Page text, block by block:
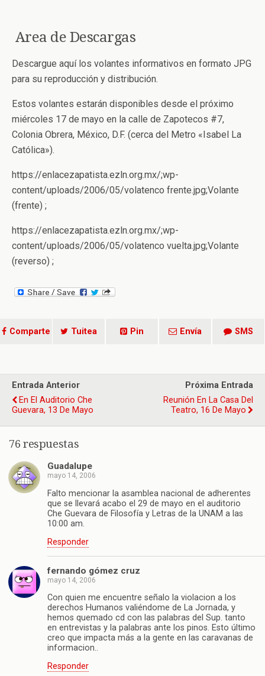
Area de Descargas
Descargue aquí los volantes informativos en formato JPG
para su reproducción y distribución.
Estos volantes estarán disponibles desde el próximo
miércoles 17 de mayo en la calle de Zapotecos #7,
Colonia Obrera, México, D.F. (cerca del Metro «Isabel La
Católica»).
https://enlacezapatista.ezln.org.mx/;wp-
content/uploads/2006/05/volatenco frente.jpg;Volante
(frente) ;
https://enlacezapatista.ezln.org.mx/;wp-
content/uploads/2006/05/volatenco vuelta.jpg;Volante
(reverso) ;
Comparte Tuitea Pin Envía SMS
Entrada Anterior
En El Auditorio Che
Guevara, 13 De Mayo
Próxima Entrada
Reunión En La Casa Del
Teatro, 16 De Mayo
76 respuestas
Guadalupe
mayo 14, 2006
Falto mencionar la asamblea nacional de adherentes
que se llevará acabo el 29 de mayo en el auditorio
Che Guevara de Filosofía y Letras de la UNAM a las
10:00 am.
Responder
fernando gómez cruz
mayo 14, 2006
Con quien me encuentre señalo la violacion a los
derechos Humanos valiéndome de La Jornada, y
hemos quemado cd con las palabras del Sup. tanto
en entrevistas y la palabras ante los pinos. Esto último
creo que impacta más a la gente en las caravanas de
informacion..
Responder